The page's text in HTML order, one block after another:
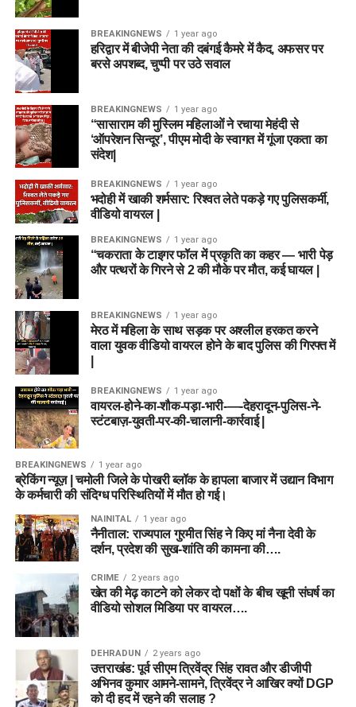
BREAKINGNEWS 1 year ago
हरिद्वार में बीजेपी नेता की दबंगई कैमरे में कैद, अफसर पर
बरसे अपशब्द, चुप्पी पर उठे सवाल
BREAKINGNEWS 1 year ago
“सासाराम की मुस्लिम महिलाओं ने रचाया मेहंदी से
‘ऑपरेशन सिन्दूर’, पीएम मोदी के स्वागत में गूंजा एकता का
संदेश|
BREAKINGNEWS 1 year ago
भदोही में खाकी शर्मसार: रिश्वत लेते पकड़े गए पुलिसकर्मी,
वीडियो वायरल |
BREAKINGNEWS 1 year ago
“चकराता के टाइगर फॉल में प्रकृति का कहर — भारी पेड़
और पत्थरों के गिरने से 2 की मौके पर मौत, कई घायल |
BREAKINGNEWS 1 year ago
मेरठ में महिला के साथ सड़क पर अश्लील हरकत करने
वाला युवक वीडियो वायरल होने के बाद पुलिस की गिरफ्त में
BREAKINGNEWS 1 year ago
वायरल-होने-का-शौक-पड़ा-भारी-—-देहरादून-पुलिस-ने-
स्टंटबाज़-युवती-पर-की-चालानी-कार्रवाई |
BREAKINGNEWS 1 year ago
ब्रेकिंग न्यूज़ | चमोली जिले के पोखरी ब्लॉक के हापला बाजार में उद्यान विभाग
के कर्मचारी की संदिग्ध परिस्थितियों में मौत हो गई।
NAINITAL 1 year ago
नैनीताल: राज्यपाल गुरमीत सिंह ने किए मां नैना देवी के
दर्शन, प्रदेश की सुख-शांति की कामना की….
CRIME 2 years ago
खेत की मेढ़ काटने को लेकर दो पक्षों के बीच खूनी संघर्ष का
वीडियो सोशल मिडिया पर वायरल….
DEHRADUN 2 years ago
उत्तराखंड: पूर्व सीएम त्रिवेंद्र सिंह रावत और डीजीपी
अभिनव कुमार आमने-सामने, त्रिवेंद्र ने आखिर क्यों DGP
को दी हद में रहने की सलाह ?